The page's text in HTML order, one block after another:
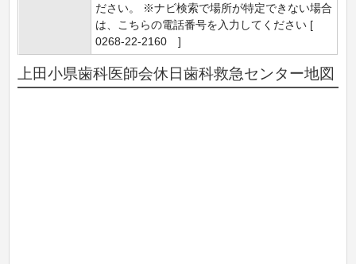
ださい。 ※ナビ検索で場所が特定できない場合
は、こちらの電話番号を入力してください [
0268-22-2160 ]
上田小県歯科医師会休日歯科救急センター地図